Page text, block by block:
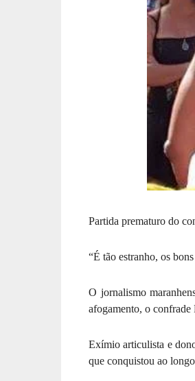
Partida prematuro do
“É tão estranho, os
O jornalismo
afogamento, o confrade
Exímio articulista e
que conquistou ao